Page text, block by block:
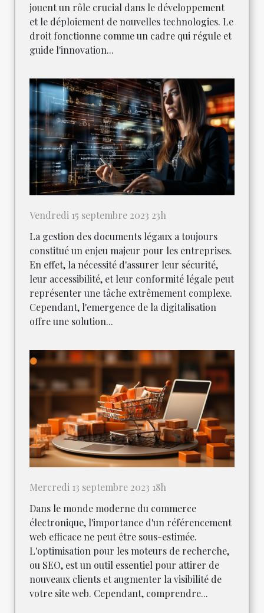
jouent un rôle crucial dans le développement
et le déploiement de nouvelles technologies. Le
droit fonctionne comme un cadre qui régule et
guide l'innovation...
Vendredi 15 septembre 2023 23h
La gestion des documents légaux a toujours
constitué un enjeu majeur pour les entreprises.
En effet, la nécessité d'assurer leur sécurité,
leur accessibilité, et leur conformité légale peut
représenter une tâche extrêmement complexe.
Cependant, l'emergence de la digitalisation
offre une solution...
Mercredi 13 septembre 2023 18h
Dans le monde moderne du commerce
électronique, l'importance d'un référencement
web efficace ne peut être sous-estimée.
L'optimisation pour les moteurs de recherche,
ou SEO, est un outil essentiel pour attirer de
nouveaux clients et augmenter la visibilité de
votre site web. Cependant, comprendre...